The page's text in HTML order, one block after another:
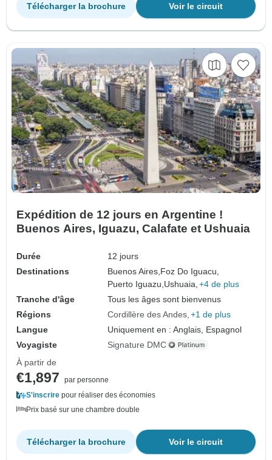
Voir le circuit
Télécharger la brochure
Expédition de 12 jours en Argentine !
Buenos Aires, Iguazu, Calafate et Ushuaia
Durée
12 jours
Destinations
Buenos Aires, Foz Do Iguacu,
Puerto Iguazu, Ushuaia, +4 de plus
Tranche d'âge
Tous les âges sont bienvenus
Régions
Cordillère des Andes +1 de plus
Langue
Uniquement en : Anglais, Espagnol
Voyagiste
Signature DMC
À partir de
€1,897
par personne
S'inscrire pour réaliser des économies
Prix basé sur une chambre double
Voir le circuit
Télécharger la brochure